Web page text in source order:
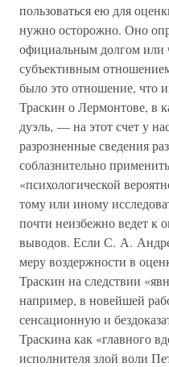
пользоваться ею для
нужно осторожно. Оно
официальным долгом или
субъективным
было это отношение, что
Траскин о Лермонтове, в
дуэль, — на этот счет у
разрозненные сведения
соблазнительно
«психологической
тому или иному
почти неизбежно ведет к
выводов. Если С. А.
меру воздержности в
Траскин на следствии
например, в новейшей
сенсационную и
Траскина как «главного
исполнителя злой воли